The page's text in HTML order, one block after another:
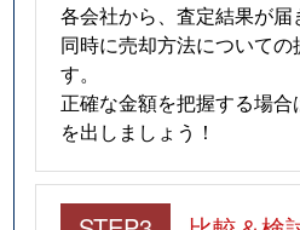
各会社から、査定結果が届
同時に売却方法についての
す。
正確な金額を把握する場
を出しましょう！